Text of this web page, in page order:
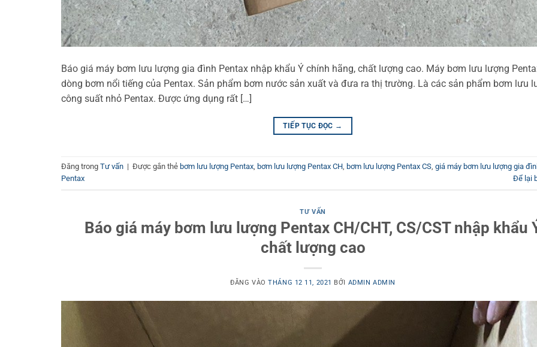
Báo giá máy bơm lưu lượng gia đình Pentax nhập khẩu Ý chính hãng, chất lượng cao. Máy bơm lưu lượng
dòng bơm nổi tiếng của Pentax. Sản phẩm bơm nước sản xuất và đưa ra thị trường. Là các sản phẩm bơm lưu
công suất nhỏ Pentax. Được ứng dụng rất […]
TIẾP TỤC ĐỌC →
Đăng trong Tư vấn | Được gắn thẻ bơm lưu lượng Pentax, bơm lưu lượng Pentax CH, bơm lưu lượng Pentax CS, giá máy bơm lưu lượng gia
Pentax
Để lại
TƯ VẤN
Báo giá máy bơm lưu lượng Pentax CH/CHT, CS/CST nhập khẩu
chất lượng cao
ĐĂNG VÀOTHÁNG 12 11, 2021 BỞI ADMIN ADMIN